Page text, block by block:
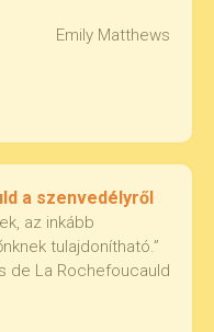
Emily Matthews
a szenvedélyről
az inkább
tulajdonítható.”
de La Rochefoucauld